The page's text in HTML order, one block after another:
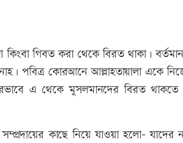
কিংবা গিবত করা থেকে বিরত থাকা।
পবিত্র কোরআনে আল্লাহতায়ালা একে
এ থেকে মুসলমানদের বিরত
কাছে নিয়ে যাওয়া হলো- যাদের